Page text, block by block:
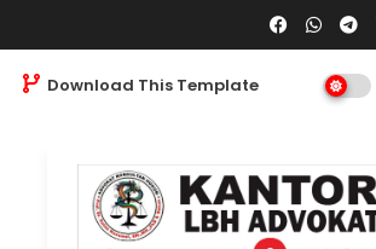
Download This Template